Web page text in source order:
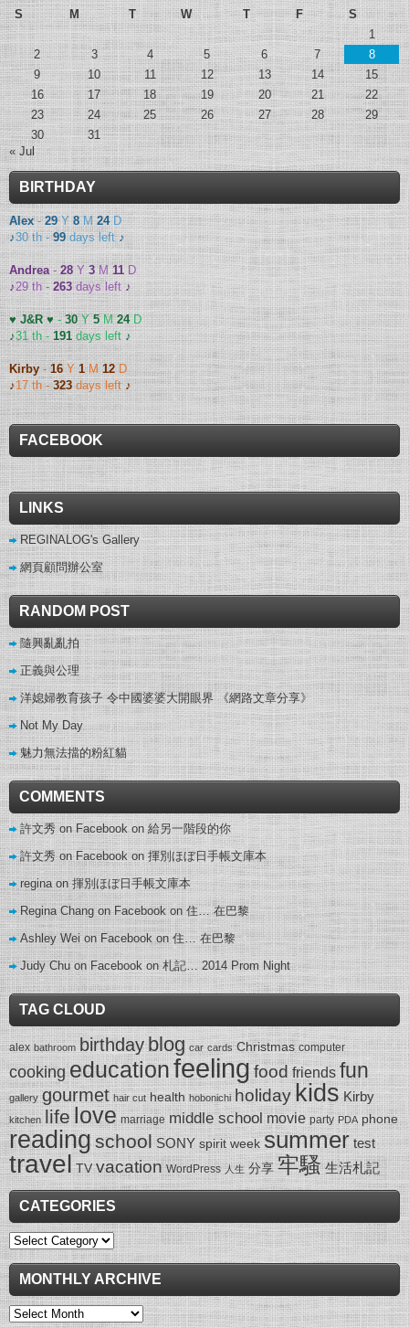
S
M T W T F
S
1
2
3 4 5 6 7
8
9
10 11 12 13 14
15
16
17 18 19 20 21
22
23
24 25 26 27 28
29
30
31
« Jul
BIRTHDAY
Alex-29Y8M 24D
♪30 th -99days left♪
Andrea-28Y3M11 D
♪29 th -263days left♪
♥ J&R ♥-30Y5M24D
♪31 th -191 days left ♪
Kirby -16Y1M12D
♪17 th -323days left♪
FACEBOOK
LINKS
REGINALOG's Gallery
網頁顧問辦公室
RANDOM POST
隨興亂亂拍
正義與公理
洋媳婦教育孩子 令中國婆婆大開眼界 《網路文章分享》
Not My Day
魅力無法擋的粉紅貓
COMMENTS
許文秀 on Facebookon給另一階段的你
許文秀 on Facebookon揮別ほぼ日手帳文庫本
reginaon揮別ほぼ日手帳文庫本
Regina Chang on Facebookon住… 在巴黎
Ashley Wei on Facebookon住… 在巴黎
Judy Chu on Facebookon札記… 2014 Prom Night
TAG CLOUD
alex bathroom birthdayblog car cards Christmas computer
cooking educationfeeling food friends fun
gallery gourmet hair cut health hobonichi holiday kids Kirby
kitchen life love marriage middle school movie party PDA phone
readingschool SONY spirit week summer test
travel TV vacation WordPress 人生 分享 牢騷 生活札記
CATEGORIES
Categories
MONTHLY ARCHIVE
Monthly
Archive